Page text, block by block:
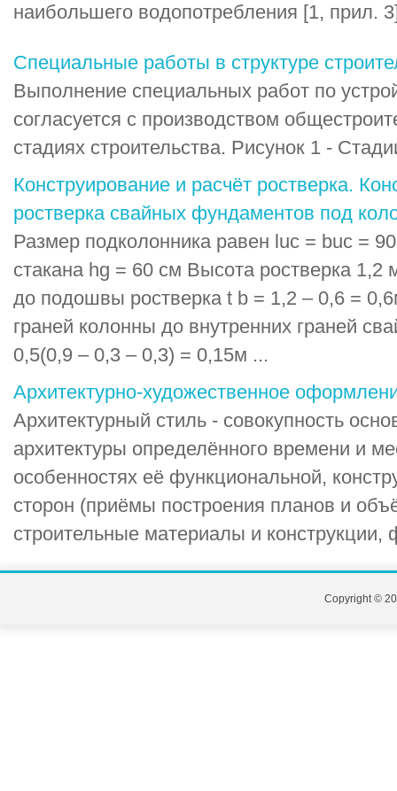
наибольшего водопотребления [1, прил.
Специальные работы в структуре
Выполнение специальных работ по
согласуется с производством
стадиях строительства. Рисунок 1 -
Конструирование и расчёт ростверка.
ростверка свайных фундаментов под
Размер подколонника равен luc = buc =
стакана hg = 60 см Высота ростверка 1,2
до подошвы ростверка t b = 1,2 – 0,6 =
граней колонны до внутренних граней
0,5(0,9 – 0,3 – 0,3) = 0,15м ...
Архитектурно-художественное
Архитектурный стиль - совокупность
архитектуры определённого времени и
особенностях её функциональной,
сторон (приёмы построения планов и
строительные материалы и
Copyright ©